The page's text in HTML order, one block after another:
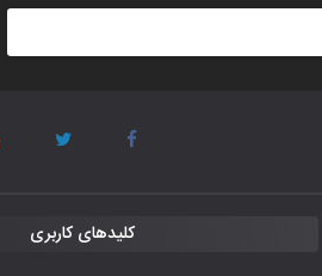
۲۶ October ۲۰۲۵
کلیدهای کاربری